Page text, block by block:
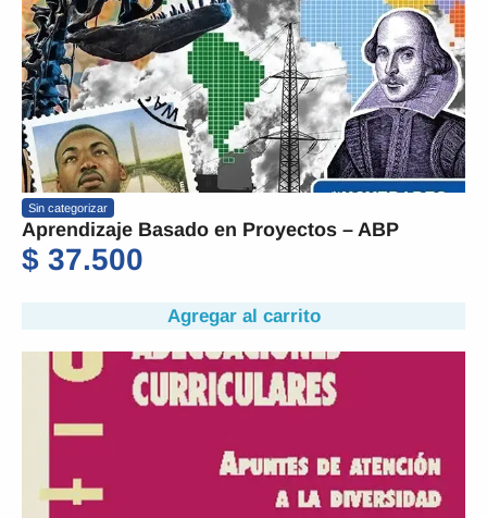
Sin categorizar
Aprendizaje Basado en Proyectos – ABP
$ 37.500
Agregar al carrito